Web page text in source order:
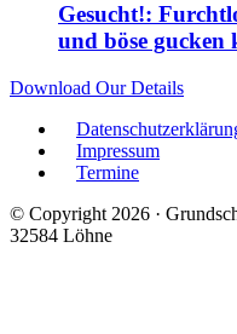
Gesucht!:
und böse gucken
Download Our Details
Impressum
Termine
© Copyright 2026 ·
32584 Löhne